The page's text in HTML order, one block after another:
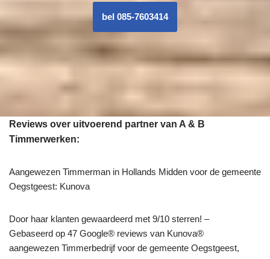
bel 085-7603414
Reviews over uitvoerend partner van A & B
Timmerwerken:
Aangewezen Timmerman in Hollands Midden voor de gemeente
Oegstgeest: Kunova
Door haar klanten gewaardeerd met 9/10 sterren! –
Gebaseerd op 47 Google® reviews van Kunova®
aangewezen Timmerbedrijf voor de gemeente Oegstgeest,